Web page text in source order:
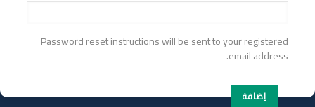
Password reset instructions will be sent to your registered
email address.